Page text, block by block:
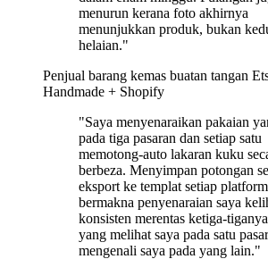
menurun kerana foto akhirnya
menunjukkan produk, bukan
helaian."
Penjual barang kemas buatan tangan
Handmade + Shopify
"Saya menyenaraikan pakaian
pada tiga pasaran dan setiap satu
memotong-auto lakaran kuku
berbeza. Menyimpan potongan
eksport ke templat setiap platform
bermakna penyenaraian saya
konsisten merentas ketiga-
yang melihat saya pada satu
mengenali saya pada yang lain."